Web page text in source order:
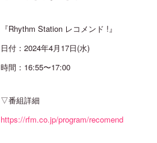
『Rhythm Station レコメンド !』
日付：2024年4月17日(水)
時間：16:55〜17:00
▽番組詳細
https://rfm.co.jp/program/recomend